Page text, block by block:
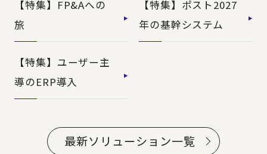
【特集】FP&Aへの
旅
【特集】ポスト2027
年の基幹システム
【特集】ユーザー主
導のERP導入
最新ソリューション一覧